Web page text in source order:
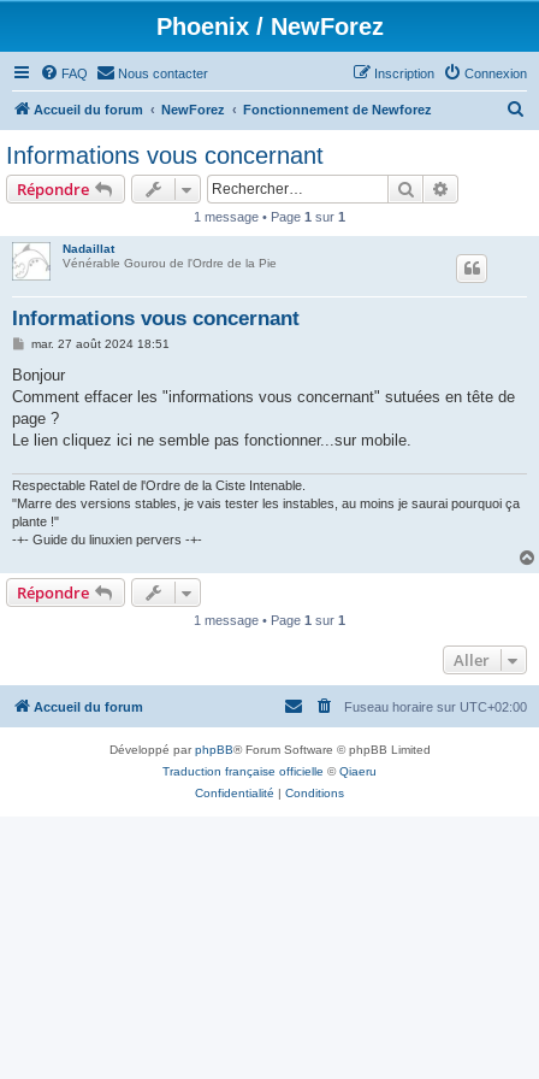
Phoenix / NewForez
FAQ Nous contacter Connexion
Inscription
Accueil du forum NewForez Fonctionnement de Newforez
Informations vous concernant
Répondre Rechercher
1 message • Page 1 sur 1
Nadaillat
Vénérable Gourou de l'Ordre de la Pie
Informations vous concernant
M
s
a
g
e
mar. 27 août 2024 18:51
Bonjour
Comment effacer les "informations vous concernant" sutuées en tête de
page ?
Le lien cliquez ici ne semble pas fonctionner...sur mobile.
Respectable Ratel de l'Ordre de la Ciste Intenable.
"Marre des versions stables, je vais tester les instables, au moins je saurai pourquoi ça
plante !"
-+- Guide du linuxien pervers -+-
Répondre
1 message • Page 1 sur 1
Aller
Accueil du forum Fuseau horaire sur UTC+02:00
Développé parphpBB® Forum Software © phpBB Limited
Traduction française officielle ©Qiaeru
Confidentialité | Conditions